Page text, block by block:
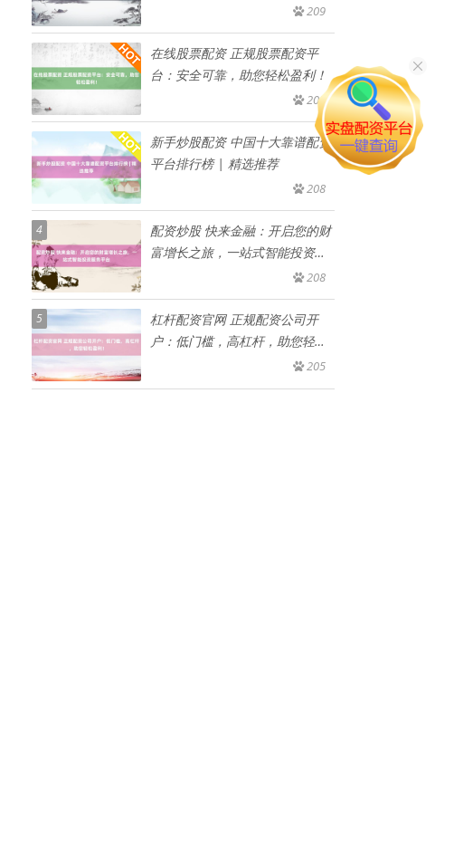
209
在线股票配资 正规股票配资平
台：安全可靠，助您轻松盈利！
209
新手炒股配资 中国十大靠谱配资
平台排行榜 | 精选推荐
208
4
配资炒股 快来金融：开启您的财
富增长之旅，一站式智能投资服
208
5
杠杆配资官网 正规配资公司开
户：低门槛，高杠杆，助您轻松
205